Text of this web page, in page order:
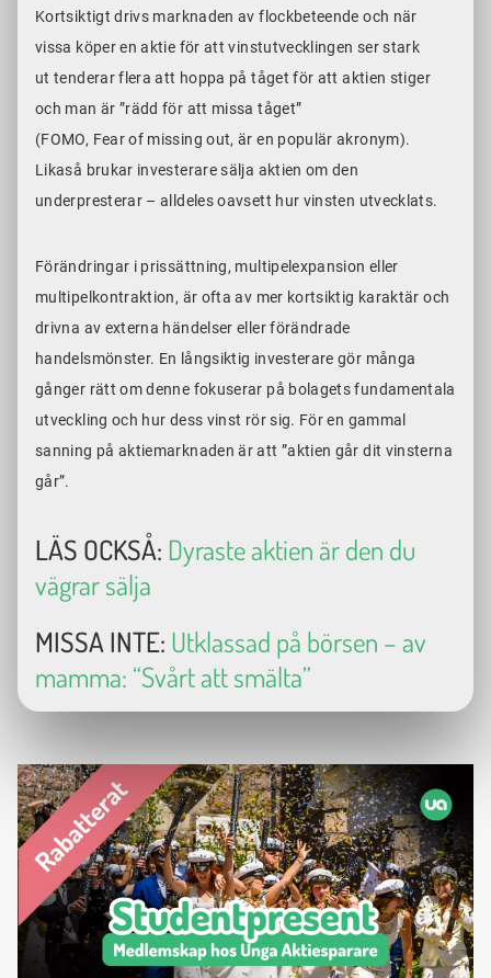
Kortsiktigt drivs marknaden av flockbeteende och när
vissa köper en aktie för att vinstutvecklingen ser stark
ut tenderar flera att hoppa på tåget för att aktien stiger
och man är ”rädd för att missa tåget”
(FOMO, Fear of missing out, är en populär akronym).
Likaså brukar investerare sälja aktien om den
underpresterar – alldeles oavsett hur vinsten utvecklats.
Förändringar i prissättning, multipelexpansion eller
multipelkontraktion, är ofta av mer kortsiktig karaktär och
drivna av externa händelser eller förändrade
handelsmönster. En långsiktig investerare gör många
gånger rätt om denne fokuserar på bolagets fundamentala
utveckling och hur dess vinst rör sig. För en gammal
sanning på aktiemarknaden är att ”aktien går dit vinsterna
går”.
LÄS OCKSÅ: Dyraste aktien är den du
vägrar sälja
MISSA INTE: Utklassad på börsen – av
mamma: “Svårt att smälta”